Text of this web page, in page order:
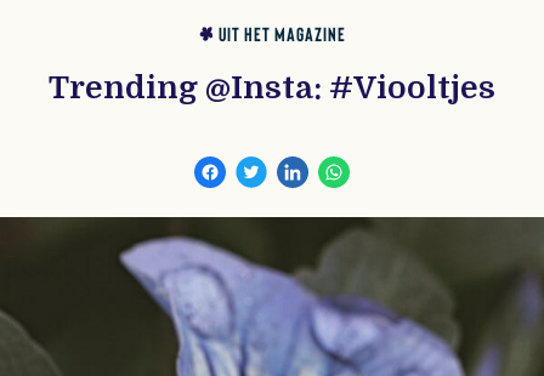
UIT HET MAGAZINE
Trending @Insta: #Viooltjes